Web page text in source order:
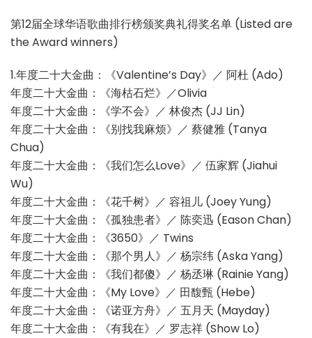
第12届全球华语歌曲排行榜颁奖典礼得奖名单 (Listed are
the Award winners)
1.年度二十大金曲：《Valentine’s Day》／ 阿杜 (Ado)
年度二十大金曲：《海枯石烂》／Olivia
年度二十大金曲：《学不会》／ 林俊杰 (JJ Lin)
年度二十大金曲：《别找我麻烦》／ 蔡健雅 (Tanya
Chua)
年度二十大金曲：《我们怎么Love》／ 伍家辉 (Jiahui
Wu)
年度二十大金曲：《花千树》／ 容祖儿 (Joey Yung)
年度二十大金曲：《孤独患者》／ 陈奕迅 (Eason Chan)
年度二十大金曲：《3650》／ Twins
年度二十大金曲：《那个男人》／ 杨宗纬 (Aska Yang)
年度二十大金曲：《我们都傻》／ 杨丞琳 (Rainie Yang)
年度二十大金曲：《My Love》／ 田馥甄 (Hebe)
年度二十大金曲：《诺亚方舟》／ 五月天 (Mayday)
年度二十大金曲：《有我在》／ 罗志祥 (Show Lo)